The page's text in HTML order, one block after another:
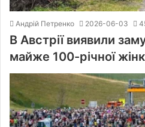
Андрій Петренко 2026-06-03
В Австрії виявили
майже 100-річної